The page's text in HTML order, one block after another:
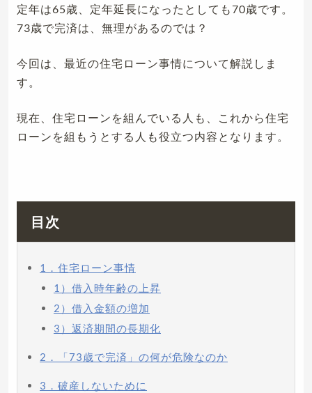
定年は65歳、定年延長になったとしても70歳です。
73歳で完済は、無理があるのでは？
今回は、最近の住宅ローン事情について解説しま
す。
現在、住宅ローンを組んでいる人も、これから住宅
ローンを組もうとする人も役立つ内容となります。
目次
1．住宅ローン事情
1）借入時年齢の上昇
2）借入金額の増加
3）返済期間の長期化
2．「73歳で完済」の何が危険なのか
3．破産しないために